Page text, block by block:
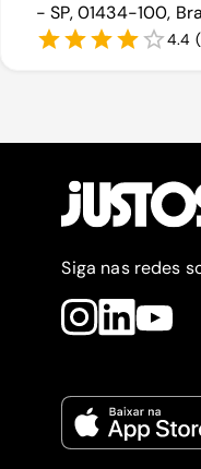
- SP, 01434-100,
4.4 (
Siga nas redes